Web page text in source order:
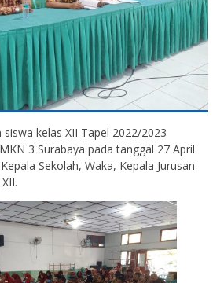
kelas XII Tapel 2022/2023
3 Surabaya pada tanggal 27 April
Sekolah, Waka, Kepala Jurusan